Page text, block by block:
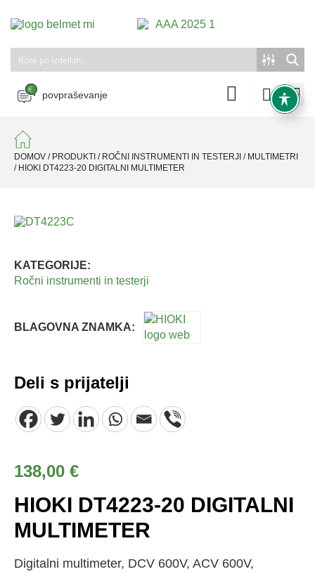
povpraševanje
DOMOV / PRODUKTI / ROČNI INSTRUMENTI IN TESTERJI / MULTIMETRI
/ HIOKI DT4223-20 DIGITALNI MULTIMETER
KATEGORIJE:
Ročni instrumenti in testerji
BLAGOVNA ZNAMKA:
Deli s prijatelji
138,00 €
HIOKI DT4223-20 DIGITALNI
MULTIMETER
Digitalni multimeter, DCV 600V, ACV 600V,